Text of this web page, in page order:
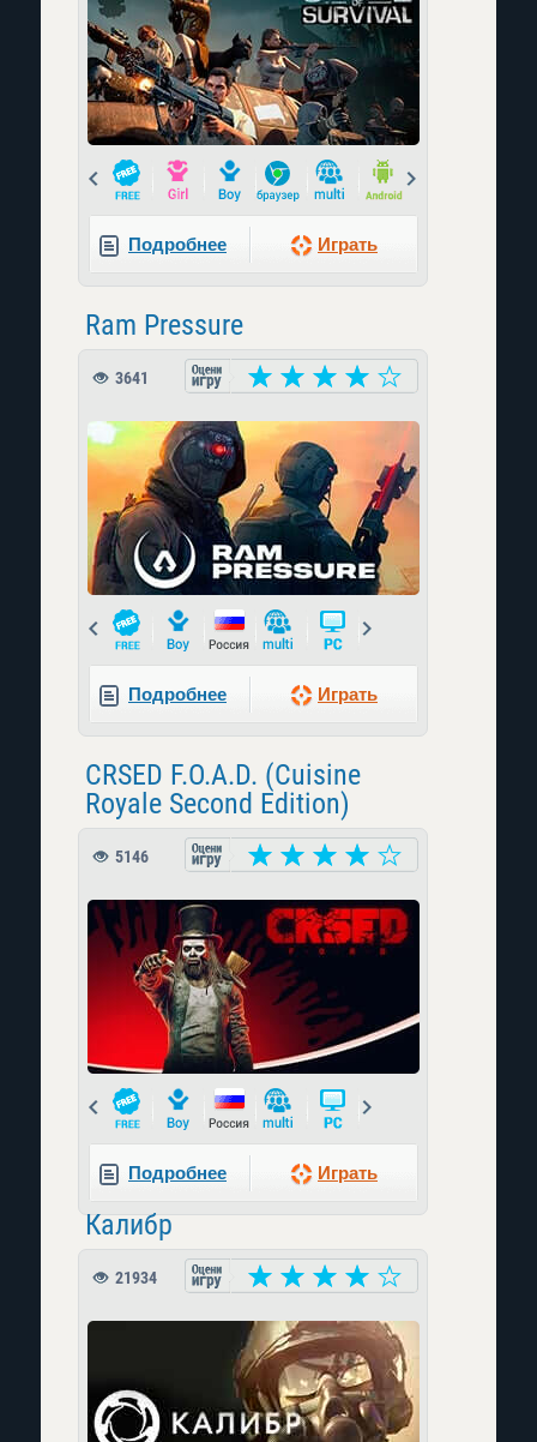
Prev
Подробнее Играть
Ram Pressure
3641
Prev
Подробнее Играть
CRSED F.O.A.D. (Cuisine
Royale Second Edition)
5146
Prev
Подробнее Играть
Калибр
21934